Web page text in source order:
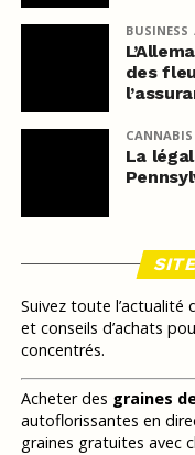
BUSINESS
des
CANNABIS
La
Suivez toute l’actualité
et conseils d’achats
concentrés.
Acheter des graines
autoflorissantes en
graines gratuites avec